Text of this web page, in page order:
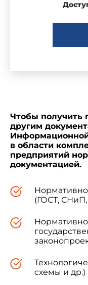
Чтобы получить
другим
Информационной
в области
предприятий
документацией.
(ГОСТ,
схемы и др.)